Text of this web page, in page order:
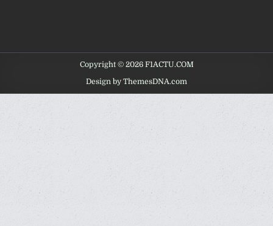
Copyright © 2026 F1ACTU.COM
Design by ThemesDNA.com